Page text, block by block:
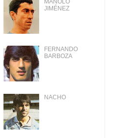
JIMÉNEZ
FERNANDO
BARBOZA
NACHO